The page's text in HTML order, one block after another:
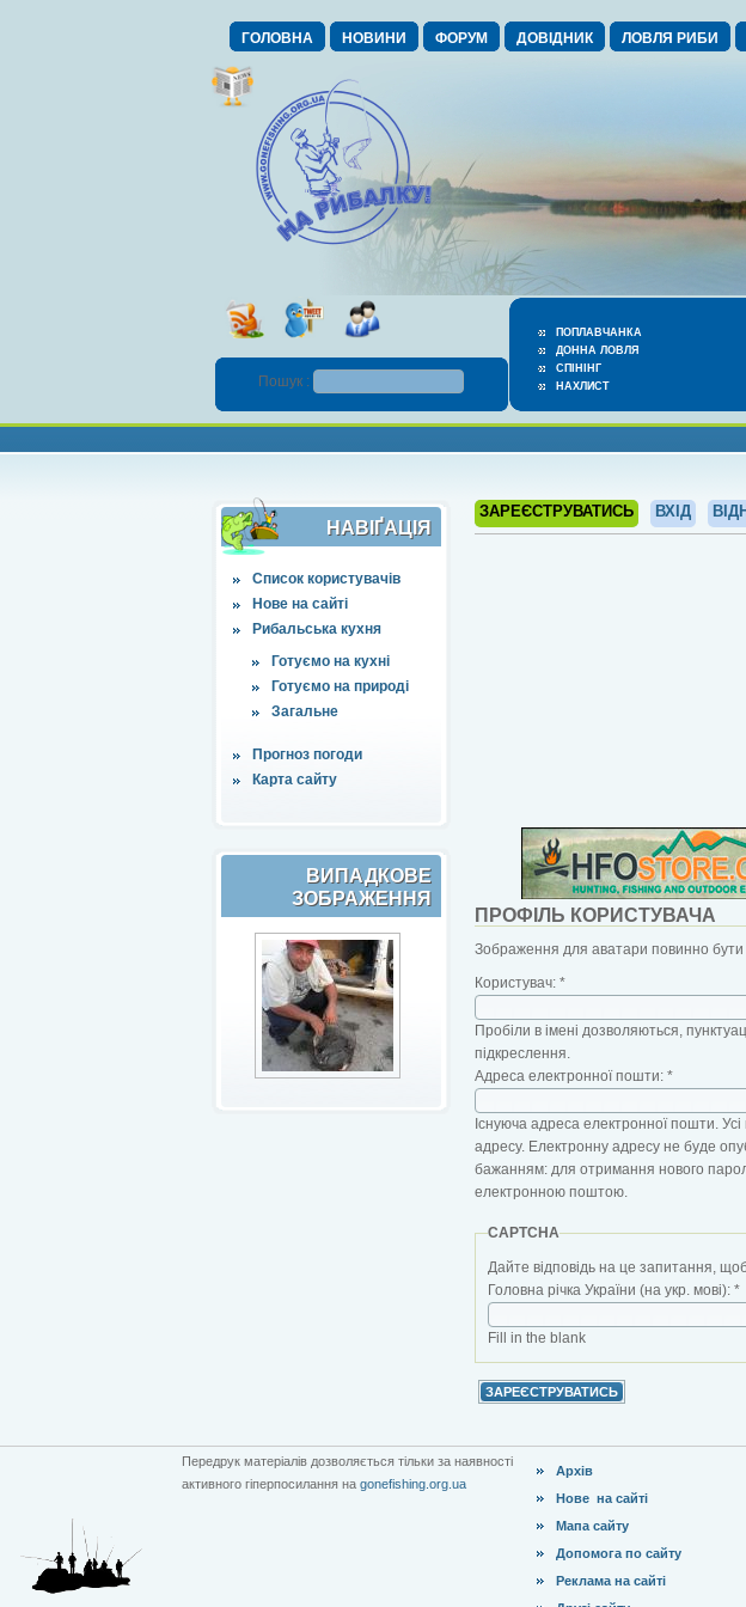
ГОЛОВНА НОВИНИ ФОРУМ ДОВІДНИК ЛОВЛЯ РИБИ
ПОПЛАВЧАНКА
ДОННА ЛОВЛЯ
СПІНІНГ
НАХЛИСТ
Пошук :
НАВІҐАЦІЯ
Список користувачів
Нове на сайті
Рибальська кухня
Готуємо на кухні
Готуємо на природі
Загальне
Прогноз погоди
Карта сайту
ВИПАДКОВЕ
ЗОБРАЖЕННЯ
ЗАРЕЄСТРУВАТИСЬ ВХІД
ПРОФІЛЬ КОРИСТУВАЧА
Зображення для аватари повинно бути
Користувач: *
Пробіли в імені дозволяються,
підкреслення.
Адреса електронної пошти: *
Існуюча адреса електронної пошти.
адресу. Електронну адресу не буде
бажанням: для отримання нового
електронною поштою.
CAPTCHA
Дайте відповідь на це запитання,
Головна річка України (на укр. мові): *
Fill in the blank
Передрук матеріалів дозволяється тільки за наявності
активного гіперпосилання на gonefishing.org.ua
Архів
Нове на сайті
Мапа сайту
Допомога по сайту
Реклама на сайті